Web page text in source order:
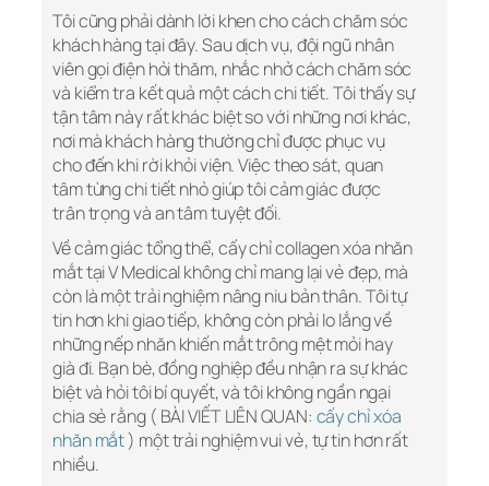
Tôi cũng phải dành lời khen cho cách chăm sóc
khách hàng tại đây. Sau dịch vụ, đội ngũ nhân
viên gọi điện hỏi thăm, nhắc nhở cách chăm sóc
và kiểm tra kết quả một cách chi tiết. Tôi thấy sự
tận tâm này rất khác biệt so với những nơi khác,
nơi mà khách hàng thường chỉ được phục vụ
cho đến khi rời khỏi viện. Việc theo sát, quan
tâm từng chi tiết nhỏ giúp tôi cảm giác được
trân trọng và an tâm tuyệt đối.
Về cảm giác tổng thể, cấy chỉ collagen xóa nhăn
mắt tại V Medical không chỉ mang lại vẻ đẹp, mà
còn là một trải nghiệm nâng niu bản thân. Tôi tự
tin hơn khi giao tiếp, không còn phải lo lắng về
những nếp nhăn khiến mắt trông mệt mỏi hay
già đi. Bạn bè, đồng nghiệp đều nhận ra sự khác
biệt và hỏi tôi bí quyết, và tôi không ngần ngại
chia sẻ rằng ( BÀI VIẾT LIÊN QUAN: cấy chỉ xóa
nhăn mắt) một trải nghiệm vui vẻ, tự tin hơn rất
nhiều.